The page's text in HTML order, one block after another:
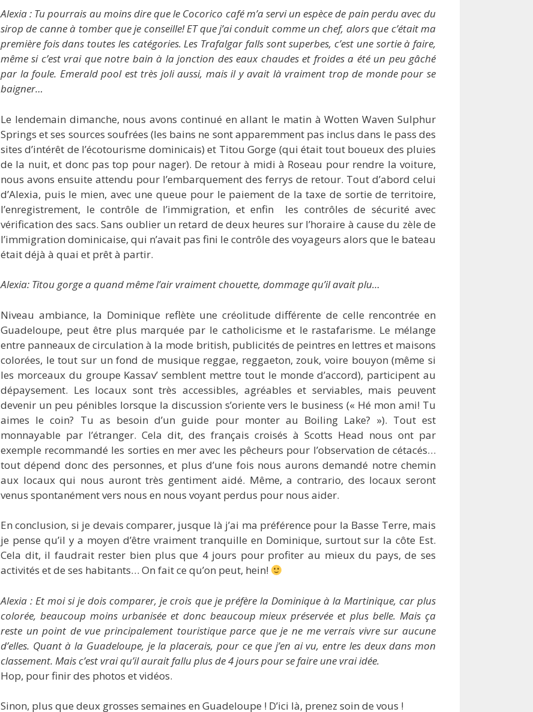
Alexia : Tu pourrais au moins dire que le Cocorico café m’a servi un espèce de pain perdu avec du
sirop de canne à tomber que je conseille! ET que j’ai conduit comme un chef, alors que c’était ma
première fois dans toutes les catégories. Les Trafalgar falls sont superbes, c’est une sortie à faire,
même si c’est vrai que notre bain à la jonction des eaux chaudes et froides a été un peu gâché
par la foule. Emerald pool est très joli aussi, mais il y avait là vraiment trop de monde pour se
baigner…
Le lendemain dimanche, nous avons continué en allant le matin à Wotten Waven Sulphur
Springs et ses sources soufrées (les bains ne sont apparemment pas inclus dans le pass des
sites d’intérêt de l’écotourisme dominicais) et Titou Gorge (qui était tout boueux des pluies
de la nuit, et donc pas top pour nager). De retour à midi à Roseau pour rendre la voiture,
nous avons ensuite attendu pour l’embarquement des ferrys de retour. Tout d’abord celui
d’Alexia, puis le mien, avec une queue pour le paiement de la taxe de sortie de territoire,
l’enregistrement, le contrôle de l’immigration, et enfin les contrôles de sécurité avec
vérification des sacs. Sans oublier un retard de deux heures sur l’horaire à cause du zèle de
l’immigration dominicaise, qui n’avait pas fini le contrôle des voyageurs alors que le bateau
était déjà à quai et prêt à partir.
Alexia: Titou gorge a quand même l’air vraiment chouette, dommage qu’il avait plu…
Niveau ambiance, la Dominique reflète une créolitude différente de celle rencontrée en
Guadeloupe, peut être plus marquée par le catholicisme et le rastafarisme. Le mélange
entre panneaux de circulation à la mode british, publicités de peintres en lettres et maisons
colorées, le tout sur un fond de musique reggae, reggaeton, zouk, voire bouyon (même si
les morceaux du groupe Kassav’ semblent mettre tout le monde d’accord), participent au
dépaysement. Les locaux sont très accessibles, agréables et serviables, mais peuvent
devenir un peu pénibles lorsque la discussion s’oriente vers le business (« Hé mon ami! Tu
aimes le coin? Tu as besoin d’un guide pour monter au Boiling Lake? »). Tout est
monnayable par l’étranger. Cela dit, des français croisés à Scotts Head nous ont par
exemple recommandé les sorties en mer avec les pêcheurs pour l’observation de cétacés…
tout dépend donc des personnes, et plus d’une fois nous aurons demandé notre chemin
aux locaux qui nous auront très gentiment aidé. Même, a contrario, des locaux seront
venus spontanément vers nous en nous voyant perdus pour nous aider.
En conclusion, si je devais comparer, jusque là j’ai ma préférence pour la Basse Terre, mais
je pense qu’il y a moyen d’être vraiment tranquille en Dominique, surtout sur la côte Est.
Cela dit, il faudrait rester bien plus que 4 jours pour profiter au mieux du pays, de ses
activités et de ses habitants… On fait ce qu’on peut, hein!
Alexia : Et moi si je dois comparer, je crois que je préfère la Dominique à la Martinique, car plus
colorée, beaucoup moins urbanisée et donc beaucoup mieux préservée et plus belle. Mais ça
reste un point de vue principalement touristique parce que je ne me verrais vivre sur aucune
d’elles. Quant à la Guadeloupe, je la placerais, pour ce que j’en ai vu, entre les deux dans mon
classement. Mais c’est vrai qu’il aurait fallu plus de 4 jours pour se faire une vrai idée.
Hop, pour finir des photos et vidéos.
Sinon, plus que deux grosses semaines en Guadeloupe ! D’ici là, prenez soin de vous !